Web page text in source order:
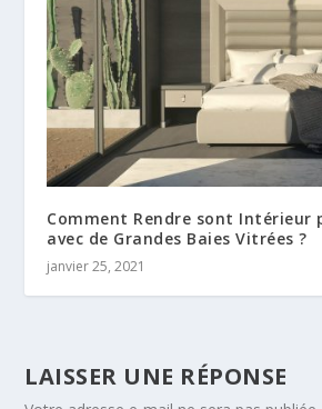
Comment Rendre sont Intérieur
avec de Grandes Baies Vitrées ?
janvier 25, 2021
LAISSER UNE RÉPONSE